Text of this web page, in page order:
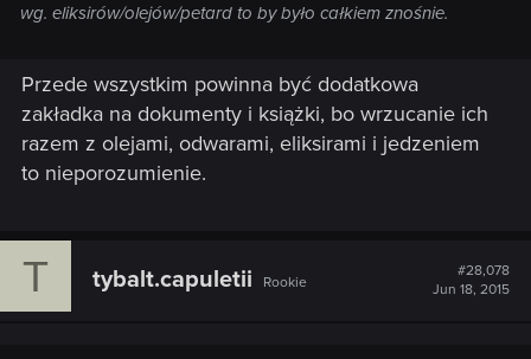
wg. eliksirów/olejów/petard to by było całkiem znośnie.
Przede wszystkim powinna być dodatkowa
zakładka na dokumenty i książki, bo wrzucanie ich
razem z olejami, odwarami, eliksirami i jedzeniem
to nieporozumienie.
T tybalt.capuletii Rookie
#28,078
Jun 18, 2015